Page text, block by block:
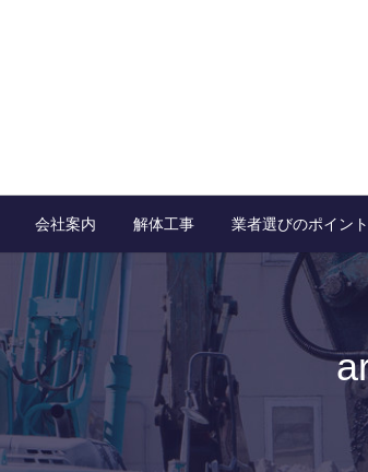
会社案内 解体工事 業者選びのポイント